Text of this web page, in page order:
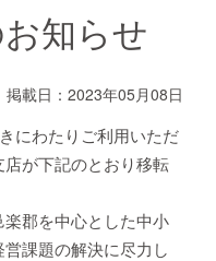
知らせ
掲載日：2023年05月08日
にわたりご利用いただ
が下記のとおり移転
郡を中心とした中小
課題の解決に尽力し